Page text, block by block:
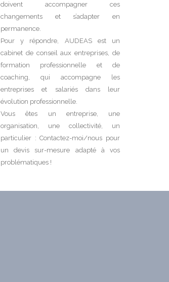
doivent accompagner ces
changements et s’adapter en
permanence.
Pour y répondre, AUDEAS est un
cabinet de conseil aux entreprises, de
formation professionnelle et de
coaching, qui accompagne les
entreprises et salariés dans leur
évolution professionnelle.
Vous êtes un entreprise, une
organisation, une collectivité, un
particulier : Contactez-moi/nous pour
un devis sur-mesure adapté à vos
problématiques !